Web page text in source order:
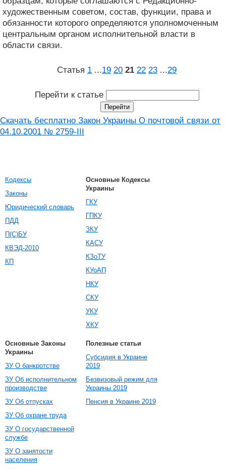
художественным советом, состав, функции, права и
обязанности которого определяются уполномоченным
центральным органом исполнительной власти в
области связи.
Статья 1 ...19 20 21 22 23 ...29
Перейти к статье
Скачать бесплатно Закон Украины О почтовой связи от
04.10.2001 № 2759-III
Кодексы
Законы
Юридический словарь
ПДД
П(С)БУ
КВЭД-2010
КП
Основные Кодексы
Украины
ГКУ
ГПКУ
ЗКУ
КАСУ
КЗоТУ
КУоАП
НКУ
СКУ
УКУ
ХКУ
Основные Законы
Украины
ЗУ О банкротстве
ЗУ Об исполнительном
производстве
ЗУ Об отпусках
ЗУ Об охране труда
ЗУ О государственной
службе
ЗУ О занятости
населения
Полезные статьи
Субсидия в Украине
2019
Безвизовый режим для
Украины 2019
Пенсия в Украине 2019